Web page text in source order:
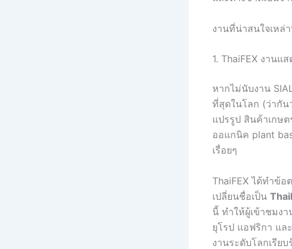
งานที่น่าสนใจเหล่
1. ThaiFEX งานแ
หากไม่นับงาน
ที่สุดในโลก (ว่ากัน
แปรรูป สินค้าเกษ
ออแกนิค plant
เรื่อยๆ
ThaiFEX ได้ทำข้อ
เปลี่ยนชื่อเป็น
นี้ ทำให้ผู้เข้าชมง
ยุโรป แอฟริกา แล
งานระดับโลกเรียบ